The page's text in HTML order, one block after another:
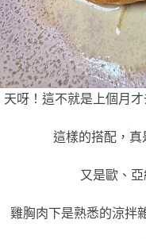
天呀！這不就是上個月才
這樣的搭配，
又是歐、亞
雞胸肉下是熟悉的涼拌